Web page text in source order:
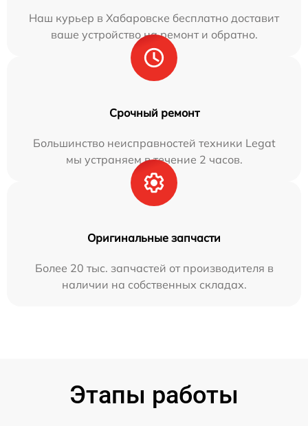
Наш курьер в Хабаровске бесплатно доставит
ваше устройство на ремонт и обратно.
Срочный ремонт
Большинство неисправностей техники Legat
мы устраняем в течение 2 часов.
Оригинальные запчасти
Более 20 тыс. запчастей от производителя в
наличии на собственных складах.
Этапы работы